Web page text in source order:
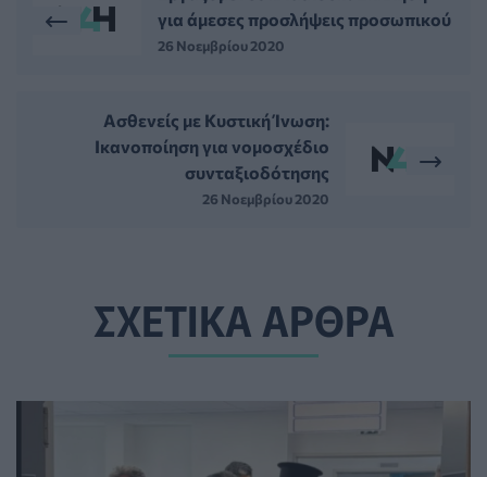
για άμεσες προσλήψεις προσωπικού
26 Νοεμβρίου 2020
Ασθενείς με Κυστική Ίνωση:
Ικανοποίηση για νομοσχέδιο
συνταξιοδότησης
26 Νοεμβρίου 2020
ΣΧΕΤΙΚΑ ΑΡΘΡΑ